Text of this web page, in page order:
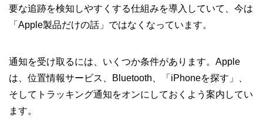
要な追跡を検知しやすくする仕組みを導入していて、今は
「Apple製品だけの話」ではなくなっています。
通知を受け取るには、いくつか条件があります。Apple
は、位置情報サービス、Bluetooth、「iPhoneを探す」、
そしてトラッキング通知をオンにしておくよう案内してい
ます。